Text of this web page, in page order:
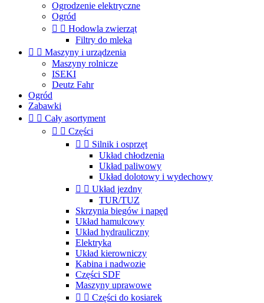
Ogrodzenie elektryczne
Ogród
  Hodowla zwierząt
Filtry do mleka
  Maszyny i urządzenia
Maszyny rolnicze
ISEKI
Deutz Fahr
Ogród
Zabawki
  Cały asortyment
  Części
  Silnik i osprzęt
Układ chłodzenia
Układ paliwowy
Układ dolotowy i wydechowy
  Układ jezdny
TUR/TUZ
Skrzynia biegów i napęd
Układ hamulcowy
Układ hydrauliczny
Elektryka
Układ kierowniczy
Kabina i nadwozie
Części SDF
Maszyny uprawowe
  Części do kosiarek